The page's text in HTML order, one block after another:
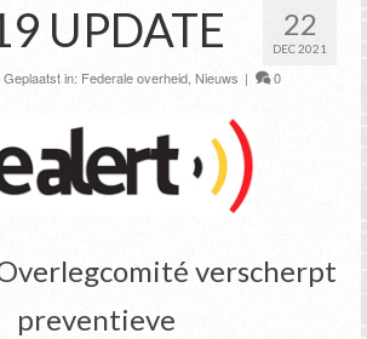
22
DEC 2021
UPDATE
Geplaatst in: Federale overheid, Nieuws | 0
verscherpt
preventieve